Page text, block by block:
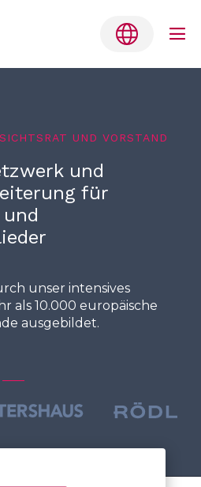
Denmark
Finland
Germany
Netherlands
Sweden
English
UND VORSTAND
und
für
unser intensives
als 10.000 europäische
ausgebildet.